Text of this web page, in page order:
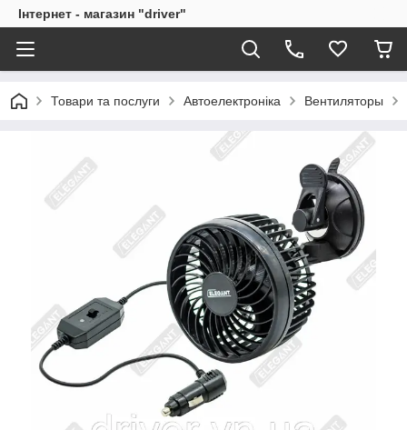
Інтернет - магазин "driver"
Товари та послуги Автоелектроніка Вентиляторы